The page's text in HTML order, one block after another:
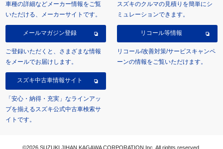
車種の詳細などメーカー情報をご覧
いただける、メーカーサイトです。
スズキのクルマの見積りを簡単にシ
ミュレーションできます。
メールマガジン登録
ご登録いただくと、さまざまな情報
をメールでお届けします。
リコール等情報
リコール/改善対策/サービスキャンペ
ーンの情報をご覧いただけます。
スズキ中古車情報サイト
「安心・納得・充実」なラインアッ
プを揃えるスズキ公式中古車検索サ
イトです。
©2026 SUZUKI JIHAN KAGAWA CORPORATION Inc. All rights reserved.